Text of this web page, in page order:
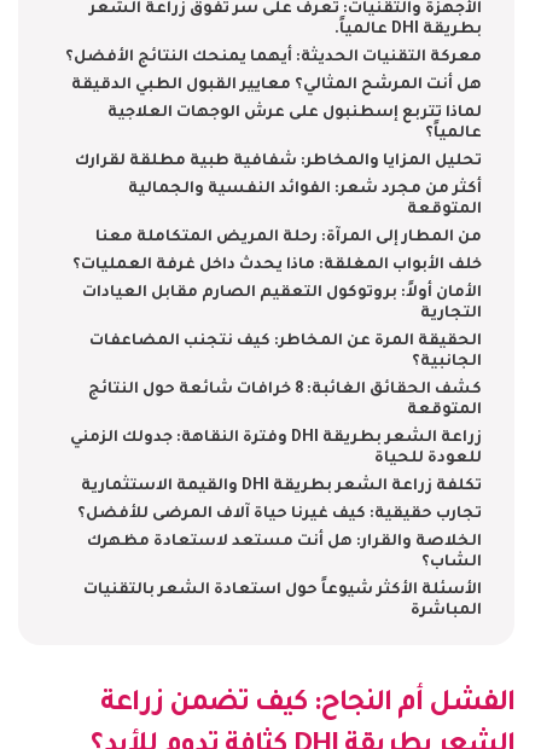
الأجهزة والتقنيات: تعرف على سر تفوق زراعة الشعر
بطريقة DHI عالمياً.
معركة التقنيات الحديثة: أيهما يمنحك النتائج الأفضل؟
هل أنت المرشح المثالي؟ معايير القبول الطبي الدقيقة
لماذا تتربع إسطنبول على عرش الوجهات العلاجية
عالمياً؟
تحليل المزايا والمخاطر: شفافية طبية مطلقة لقرارك
أكثر من مجرد شعر: الفوائد النفسية والجمالية
المتوقعة
من المطار إلى المرآة: رحلة المريض المتكاملة معنا
خلف الأبواب المغلقة: ماذا يحدث داخل غرفة العمليات؟
الأمان أولاً: بروتوكول التعقيم الصارم مقابل العيادات
التجارية
الحقيقة المرة عن المخاطر: كيف نتجنب المضاعفات
الجانبية؟
كشف الحقائق الغائبة: 8 خرافات شائعة حول النتائج
المتوقعة
زراعة الشعر بطريقة DHI وفترة النقاهة: جدولك الزمني
للعودة للحياة
تكلفة زراعة الشعر بطريقة DHI والقيمة الاستثمارية
تجارب حقيقية: كيف غيرنا حياة آلاف المرضى للأفضل؟
الخلاصة والقرار: هل أنت مستعد لاستعادة مظهرك
الشاب؟
الأسئلة الأكثر شيوعاً حول استعادة الشعر بالتقنيات
المباشرة
الفشل أم النجاح: كيف تضمن زراعة